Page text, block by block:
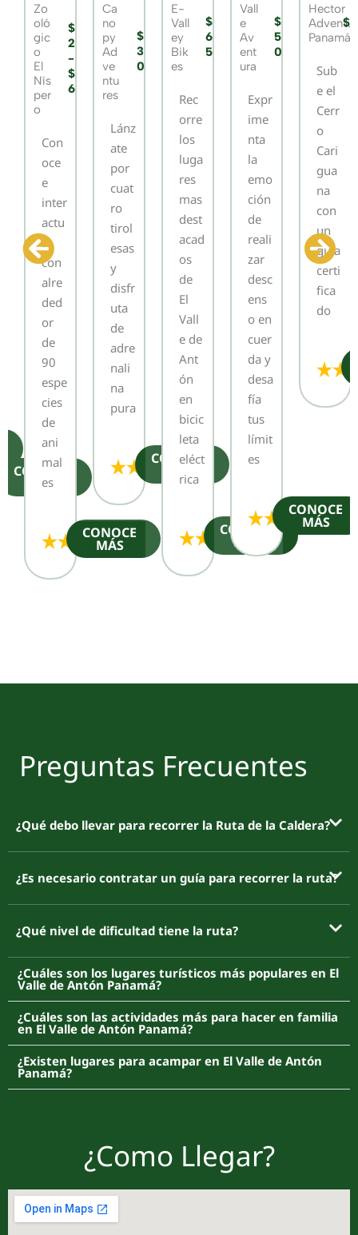
CONOCE
MÁS
Zo
oló
gic
o
El
Nís
per
o
$
2
-
$
6
Con
oce
e
inter
actu
a
con
alre
ded
or
de
90
espe
cies
de
ani
mal
es
CONOCE
MÁS
Ca
no
py
Ad
ve
ntu
res
$
3
0
Lánz
ate
por
cuat
ro
tirol
esas
y
disfr
uta
de
adre
nali
na
pura
CONOCE
MÁS
E-
Vall
ey
Bik
es
$
6
5
Rec
orre
los
luga
res
mas
dest
acad
os
de
El
Vall
e de
Ant
ón
en
bicic
leta
eléct
rica
CONOCE
MÁS
Vall
e
Av
ent
ura
$
5
0
Expr
ime
nta
la
emo
ción
de
reali
zar
desc
ens
o en
cuer
da y
desa
fía
tus
límit
es
CONOCE
MÁS
Hector
Panamá
$'
Sub
e el
Cerr
o
Cari
gua
na
con
un
guía
certi
fica
do
Preguntas Frecuentes
¿Qué debo llevar para recorrer la Ruta de la Caldera?
¿Es necesario contratar un guía para recorrer la ruta?
¿Qué nivel de dificultad tiene la ruta?
¿Cuáles son los lugares turísticos más populares en El
Valle de Antón Panamá?
¿Cuáles son las actividades más para hacer en familia
en El Valle de Antón Panamá?
¿Existen lugares para acampar en El Valle de Antón
Panamá?
¿Como Llegar?